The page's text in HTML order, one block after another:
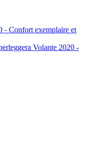
- Confort exemplaire et
Volante 2020 -